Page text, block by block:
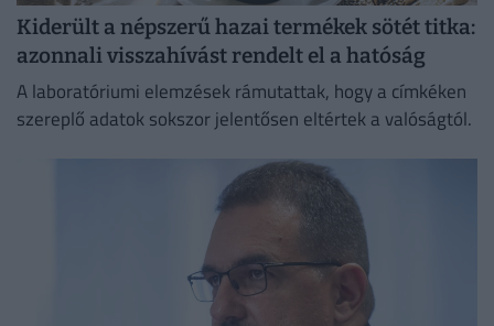
Kiderült a népszerű hazai termékek sötét titka:
azonnali visszahívást rendelt el a hatóság
A laboratóriumi elemzések rámutattak, hogy a címkéken
szereplő adatok sokszor jelentősen eltértek a valóságtól.